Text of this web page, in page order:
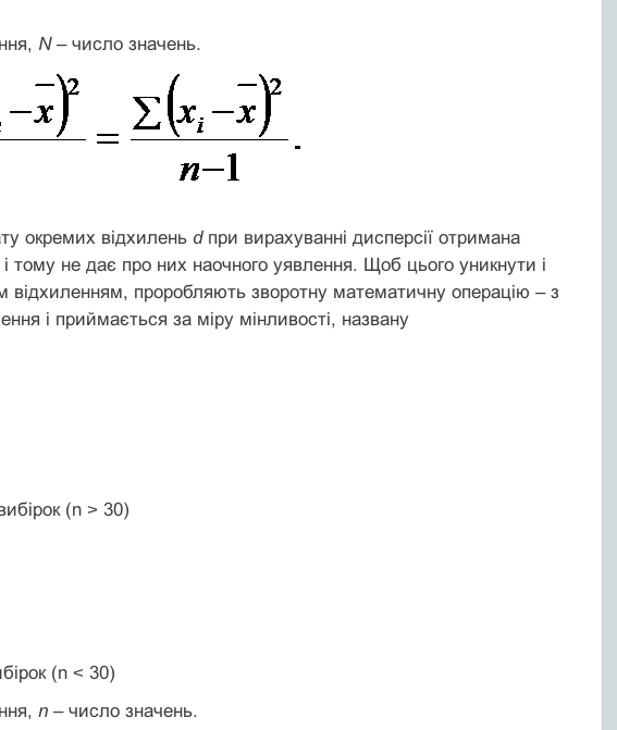
N – число значень.
окремих відхилень dпри вирахуванні дисперсії отримана
тому не дає про них наочного уявлення. Щоб цього уникнути і
відхиленням, проробляють зворотну математичну операцію – з
і приймається за міру мінливості, названу
(n ˃ 30)
(n ˂ 30)
n– число значень.